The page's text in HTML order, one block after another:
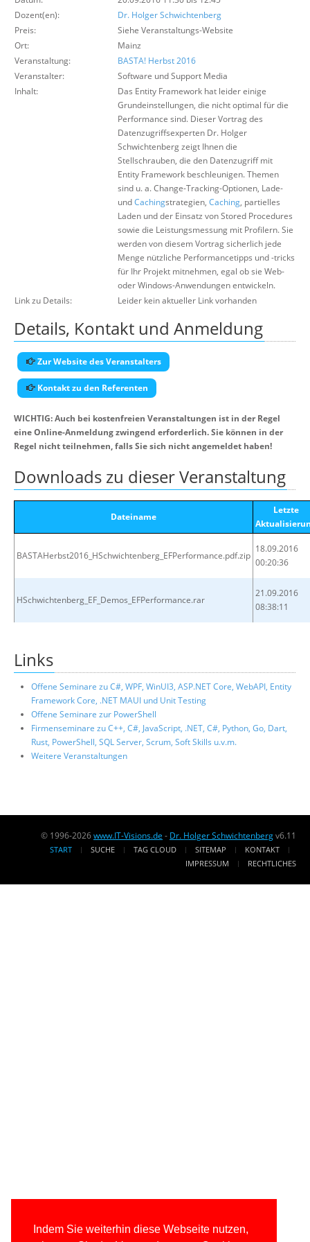
Indem Sie weiterhin diese Webseite nutzen,
Über uns
Dozent(en):
Dr. Holger Schwichtenberg
Preis:
Siehe Veranstaltungs-Website
Ort:
Mainz
Veranstaltung:
BASTA! Herbst 2016
Veranstalter:
Software und Support Media
Inhalt:
Das Entity Framework hat leider einige
Grundeinstellungen, die nicht optimal für die
Performance sind. Dieser Vortrag des
Datenzugriffsexperten Dr. Holger
Schwichtenberg zeigt Ihnen die
Stellschrauben, die den Datenzugriff mit
Entity Framework beschleunigen. Themen
sind u. a. Change-Tracking-Optionen, Lade-
undCachingstrategien, Caching, partielles
Laden und der Einsatz von Stored Procedures
sowie die Leistungsmessung mit Profilern. Sie
werden von diesem Vortrag sicherlich jede
Menge nützliche Performancetipps und -tricks
für Ihr Projekt mitnehmen, egal ob sie Web-
oder Windows-Anwendungen entwickeln.
Link zu Details:
Leider kein aktueller Link vorhanden
Details, Kontakt und Anmeldung
Zur Website des Veranstalters
Kontakt zu den Referenten
WICHTIG: Auch bei kostenfreien Veranstaltungen ist in der Regel
eine Online-Anmeldung zwingend erforderlich. Sie können in der
Regel nicht teilnehmen, falls Sie sich nicht angemeldet haben!
Downloads zu dieser Veranstaltung
Dateiname
Letzte
BASTAHerbst2016_HSchwichtenberg_EFPerformance.pdf.zip
18.09.2016
00:20:36
HSchwichtenberg_EF_Demos_EFPerformance.rar
21.09.2016
08:38:11
Links
Offene Seminare zu C#, WPF, WinUI3, ASP.NET Core, WebAPI, Entity
Framework Core, .NET MAUI und Unit Testing
Offene Seminare zur PowerShell
Firmenseminare zu C++, C#, JavaScript, .NET, C#, Python, Go, Dart,
Rust, PowerShell, SQL Server, Scrum, Soft Skills u.v.m.
Weitere Veranstaltungen
© 1996-2026www.IT-Visions.de - Dr. Holger Schwichtenbergv6.11
START SUCHE TAG CLOUD SITEMAP
KONTAKT
IMPRESSUM
RECHTLICHES